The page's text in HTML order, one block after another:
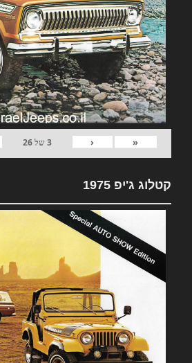
«
‹
3של26
קטלוג ג'יפ 1975